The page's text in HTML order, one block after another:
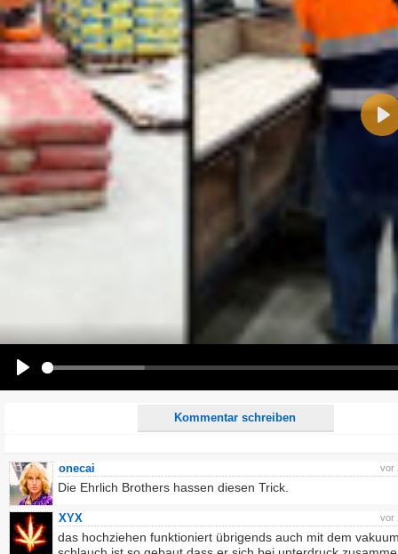
Kommentar schreiben
Name:
E-Mail-Adresse (optional):
Alle HTML-Tags außer <br>, <strike> und <i> werden aus Deinem Kommentar entfernt.
URLs werden automatisch umgewandelt. Bitte verwende "www." oder "http://" in URLs
Ich möchte eine E-Mail, wenn auf dieser Seite weitere Kommentare erscheinen.
vor
onecai
Die Ehrlich Brothers hassen diesen Trick.
vor
XYX
das hochziehen funktioniert übrigends auch mit dem